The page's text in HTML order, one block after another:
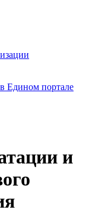
Едином портале
и